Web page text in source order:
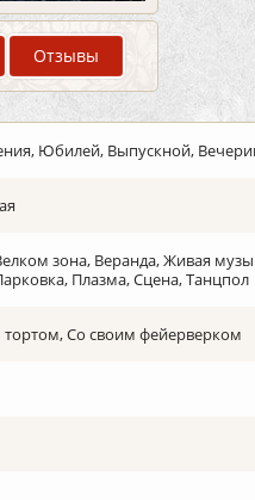
Отзывы
Юбилей, Выпускной,
зона, Веранда, Живая
Плазма, Сцена, Танцпол
Со своим фейерверком